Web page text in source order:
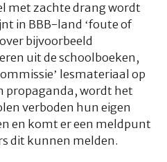
met zachte drang wordt
in BBB-land ‘foute of
bijvoorbeeld
uit de schoolboeken,
lesmateriaal op
propaganda, wordt het
verboden hun eigen
en komt er een meldpunt
dit kunnen melden.